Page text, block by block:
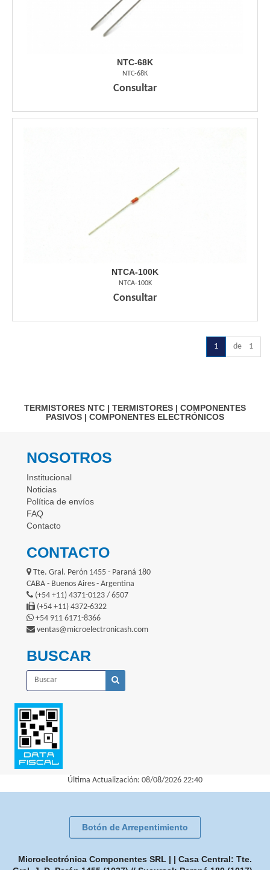
NTC-68K
NTC-68K
Consultar
NTCA-100K
NTCA-100K
Consultar
1 de 1
TERMISTORES NTC | TERMISTORES | COMPONENTES
PASIVOS | COMPONENTES ELECTRÓNICOS
NOSOTROS
Institucional
Noticias
Política de envíos
FAQ
Contacto
CONTACTO
Tte. Gral. Perón 1455 - Paraná 180
CABA - Buenos Aires - Argentina
(+54 +11) 4371-0123 / 6507
(+54 +11) 4372-6322
+54 911 6171-8366
ventas@microelectronicash.com
BUSCAR
Última Actualización: 08/08/2026 22:40
Botón de Arrepentimiento
Microelectrónica Componentes SRL | | Casa Central: Tte.